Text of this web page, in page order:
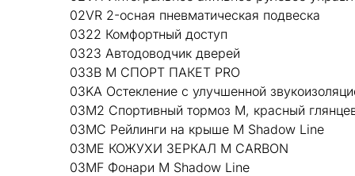
02VR 2-осная пневматическая подвеска
0322 Комфортный доступ
0323 Автодоводчик дверей
033B М СПОРТ ПАКЕТ PRO
03KA Остекление с улучшенной
03M2 Спортивный тормоз M, красный
03MC Рейлинги на крыше M Shadow Line
03ME КОЖУХИ ЗЕРКАЛ M CARBON
03MF Фонари М Shadow Line